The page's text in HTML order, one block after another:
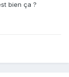
bien ça ?